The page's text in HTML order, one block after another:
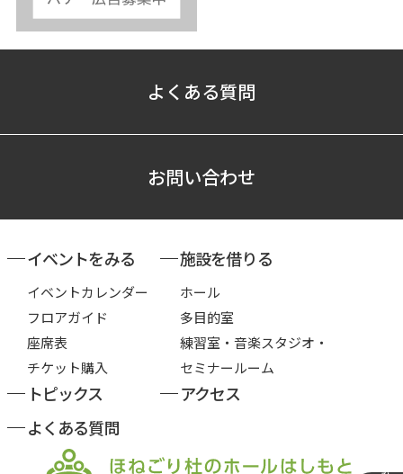
よくある質問
お問い合わせ
イベントをみる
イベントカレンダー
フロアガイド
座席表
チケット購入
施設を借りる
ホール
多目的室
練習室・音楽スタジオ・
セミナールーム
トピックス
アクセス
よくある質問